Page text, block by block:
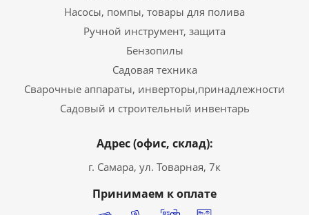
Насосы, помпы, товары для полива
Ручной инструмент, защита
Бензопилы
Садовая техника
Сварочные аппараты, инверторы,принадлежности
Садовый и строительный инвентарь
Адрес (офис, склад):
г. Самара, ул. Товарная, 7к
Принимаем к оплате